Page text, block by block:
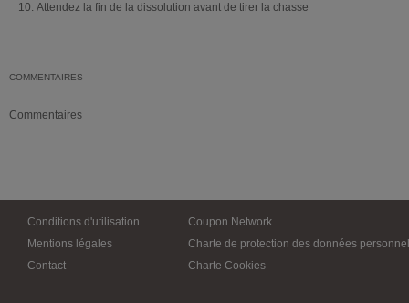
Attendez la fin de la dissolution avant de tirer la chasse
COMMENTAIRES
Commentaires
Conditions d'utilisation
Mentions légales
Contact
Coupon Network
Charte de protection des données
Charte Cookies